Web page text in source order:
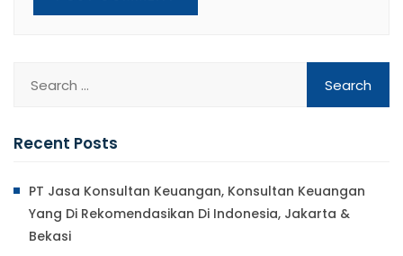
Recent Posts
PT Jasa Konsultan Keuangan, Konsultan Keuangan
Yang Di Rekomendasikan Di Indonesia, Jakarta &
Bekasi